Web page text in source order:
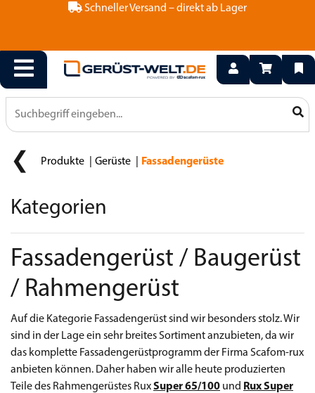
Schneller Versand – direkt ab Lager
Produkte Gerüste Fassadengerüste
Kategorien
Fassadengerüst / Baugerüst
/ Rahmengerüst
Auf die Kategorie Fassadengerüst sind wir besonders stolz. Wir
sind in der Lage ein sehr breites Sortiment anzubieten, da wir
das komplette Fassadengerüstprogramm der Firma Scafom-rux
anbieten können. Daher haben wir alle heute produzierten
Teile des Rahmengerüstes RuxSuper 65/100 und Rux Super